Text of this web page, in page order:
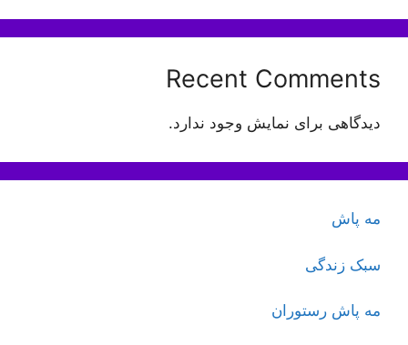
Recent Comments
دیدگاهی برای نمایش وجود ندارد.
مه پاش
سبک زندگی
مه پاش رستوران